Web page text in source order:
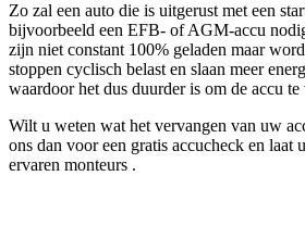
Zo zal een auto die is uitgerust met een
bijvoorbeeld een EFB- of AGM-accu
zijn niet constant 100% geladen maar
stoppen cyclisch belast en slaan meer
waardoor het dus duurder is om de accu te
Wilt u weten wat het vervangen van uw
ons dan voor een gratis accucheck en laat
ervaren monteurs .